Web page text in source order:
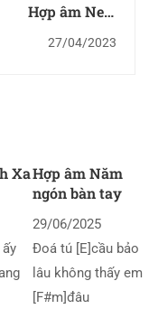
Hợp âm New
27/04/2023
XaHợp âm Năm
ngón bàn tay
29/06/2025
Đoá tú [E]cầu bảo
lâu không thấy em
[F#m]đâu